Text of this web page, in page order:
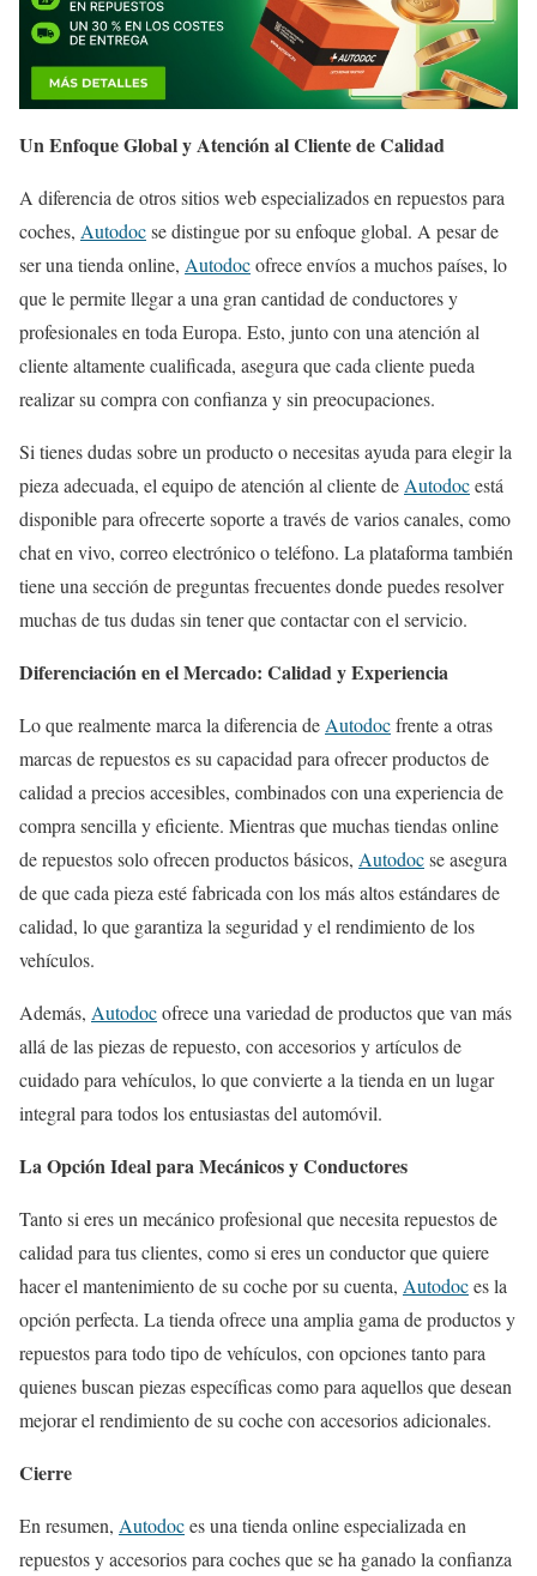
Un Enfoque Global y Atención al Cliente de Calidad
A diferencia de otros sitios web especializados en repuestos para
coches, Autodocse distingue por su enfoque global. A pesar de
ser una tienda online, Autodocofrece envíos a muchos países, lo
que le permite llegar a una gran cantidad de conductores y
profesionales en toda Europa. Esto, junto con una atención al
cliente altamente cualificada, asegura que cada cliente pueda
realizar su compra con confianza y sin preocupaciones.
Si tienes dudas sobre un producto o necesitas ayuda para elegir la
pieza adecuada, el equipo de atención al cliente de Autodocestá
disponible para ofrecerte soporte a través de varios canales, como
chat en vivo, correo electrónico o teléfono. La plataforma también
tiene una sección de preguntas frecuentes donde puedes resolver
muchas de tus dudas sin tener que contactar con el servicio.
Diferenciación en el Mercado: Calidad y Experiencia
Lo que realmente marca la diferencia de Autodocfrente a otras
marcas de repuestos es su capacidad para ofrecer productos de
calidad a precios accesibles, combinados con una experiencia de
compra sencilla y eficiente. Mientras que muchas tiendas online
de repuestos solo ofrecen productos básicos, Autodocse asegura
de que cada pieza esté fabricada con los más altos estándares de
calidad, lo que garantiza la seguridad y el rendimiento de los
vehículos.
Además, Autodocofrece una variedad de productos que van más
allá de las piezas de repuesto, con accesorios y artículos de
cuidado para vehículos, lo que convierte a la tienda en un lugar
integral para todos los entusiastas del automóvil.
La Opción Ideal para Mecánicos y Conductores
Tanto si eres un mecánico profesional que necesita repuestos de
calidad para tus clientes, como si eres un conductor que quiere
hacer el mantenimiento de su coche por su cuenta, Autodoces la
opción perfecta. La tienda ofrece una amplia gama de productos y
repuestos para todo tipo de vehículos, con opciones tanto para
quienes buscan piezas específicas como para aquellos que desean
mejorar el rendimiento de su coche con accesorios adicionales.
Cierre
En resumen, Autodoces una tienda online especializada en
repuestos y accesorios para coches que se ha ganado la confianza